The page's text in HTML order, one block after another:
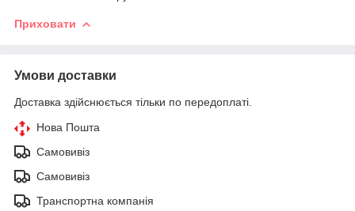
Приховати
Умови доставки
Доставка здійснюється тільки по передоплаті.
Нова Пошта
Самовивіз
Самовивіз
Транспортна компанія